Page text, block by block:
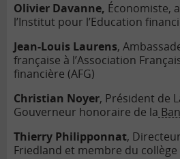
Olivier Davanne, Économiste,
l’Institut pour l’Education
Jean-Louis Laurens,
française à l’Association
financière (AFG)
Christian Noyer, Président de
Gouverneur honoraire de la
Thierry Philipponnat,
Friedland et membre du collège